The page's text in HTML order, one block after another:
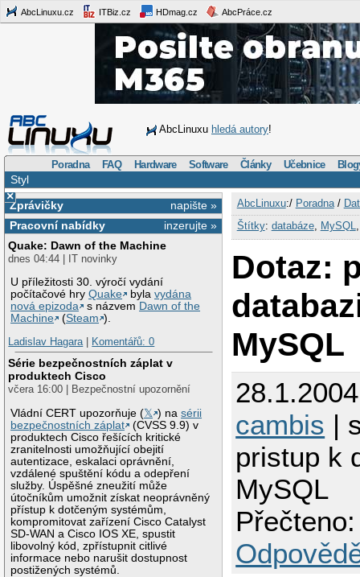
AbcLinuxu.cz ITBiz.cz HDmag.cz AbcPráce.cz
AbcLinuxu hledá autory!
Poradna FAQ Hardware Software Články Učebnice
Styl
×
napište »
Zprávičky
inzerujte »
Pracovní nabídky
Quake: Dawn of the Machine
dnes 04:44 | IT novinky
U příležitosti 30. výročí vydání
počítačové hryQuake bylavydána
nová epizoda
s názvem Dawn of the
Machine
(Steam ).
Ladislav Hagara| Komentářů: 0
Série bezpečnostních záplat v
produktech Cisco
včera 16:00 | Bezpečnostní upozornění
Vládní CERT upozorňuje (𝕏 ) nasérii
bezpečnostních záplat
(CVSS 9.9) v
produktech Cisco řešících kritické
zranitelnosti umožňující obejití
autentizace, eskalaci oprávnění,
vzdálené spuštění kódu a odepření
služby. Úspěšné zneužití může
útočníkům umožnit získat neoprávněný
přístup k dotčeným systémům,
kompromitovat zařízení Cisco Catalyst
SD-WAN a Cisco IOS XE, spustit
libovolný kód, zpřístupnit citlivé
informace nebo narušit dostupnost
postižených systémů.
AbcLinuxu:/ Poradna/
Štítky: databáze, MySQL
Dotaz:
MySQL
cambis |
pristup k
MySQL